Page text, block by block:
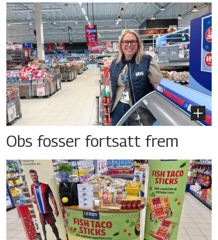
Obs fosser fortsatt frem